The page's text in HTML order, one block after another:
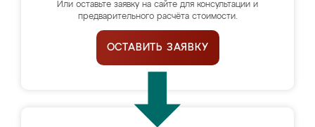
Или оставьте заявку на сайте для консультации и
предварительного расчёта стоимости.
ОСТАВИТЬ ЗАЯВКУ